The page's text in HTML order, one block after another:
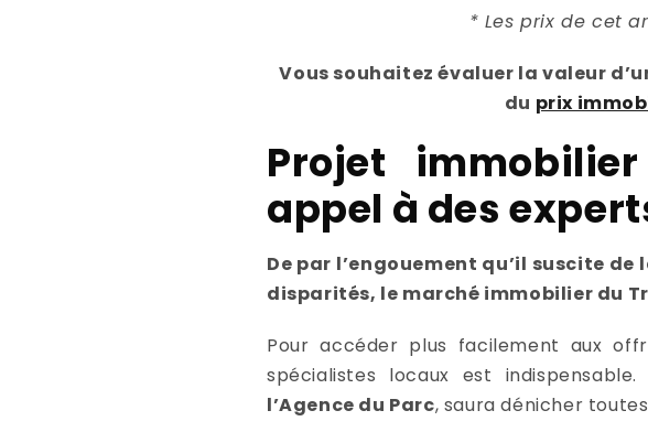
* Les prix de cet
Vous souhaitez évaluer la valeur
du prix
Projet
appel à des
De par l’engouement qu’il suscite
disparités, le marché immobilier du
Pour accéder plus facilement aux
spécialistes locaux est
l’Agence du Parc, saura dénicher